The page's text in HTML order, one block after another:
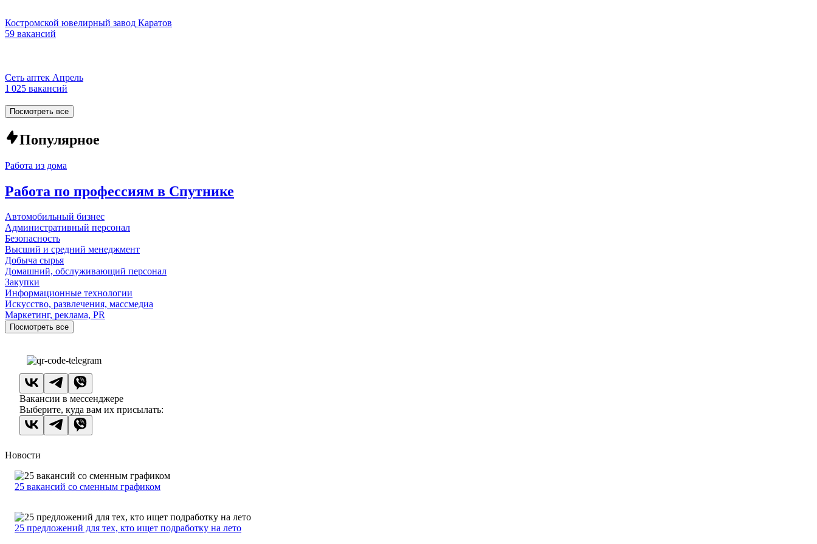
Костромской ювелирный завод Каратов
59 вакансий
Сеть аптек Апрель
1 025 вакансий
Посмотреть все
Популярное
Работа из дома
Работа по профессиям в Спутнике
Автомобильный бизнес
Административный персонал
Безопасность
Высший и средний менеджмент
Добыча сырья
Домашний, обслуживающий персонал
Закупки
Информационные технологии
Искусство, развлечения, массмедиа
Маркетинг, реклама, PR
Посмотреть все
Вакансии в мессенджере
Выберите, куда вам их присылать:
Новости
25 вакансий со сменным графиком
25 предложений для тех, кто ищет подработку на лето